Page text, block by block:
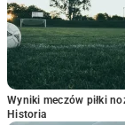
Wyniki meczów piłki
Historia